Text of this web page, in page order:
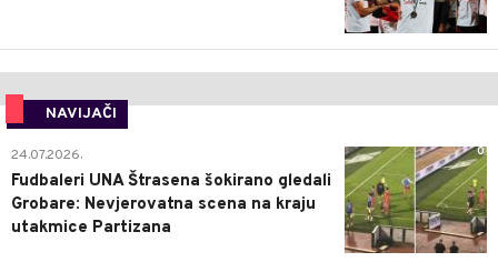
NAVIJAČI
0
24.07.2026.
Fudbaleri UNA Štrasena šokirano gledali
Grobare: Nevjerovatna scena na kraju
utakmice Partizana